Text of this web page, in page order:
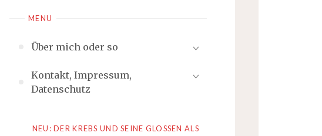
MENU
Über mich oder so
Kontakt, Impressum,
Datenschutz
NEU: DER KREBS UND SEINE GLOSSEN ALS